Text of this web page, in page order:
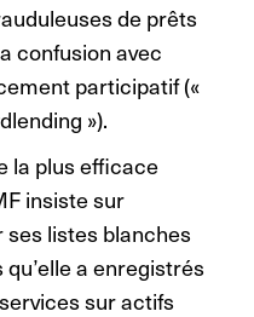
de prêts
confusion avec
participatif («
»).
la plus efficace
insiste sur
listes blanches
a enregistrés
sur actifs